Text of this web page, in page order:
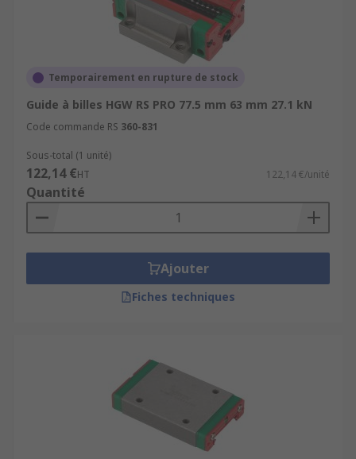
Temporairement en rupture de stock
Guide à billes HGW RS PRO 77.5 mm 63 mm 27.1 kN
Code commande RS 360-831
Sous-total (1 unité)
122,14 €HT 122,14 €/unité
Quantité
Ajouter
Fiches techniques